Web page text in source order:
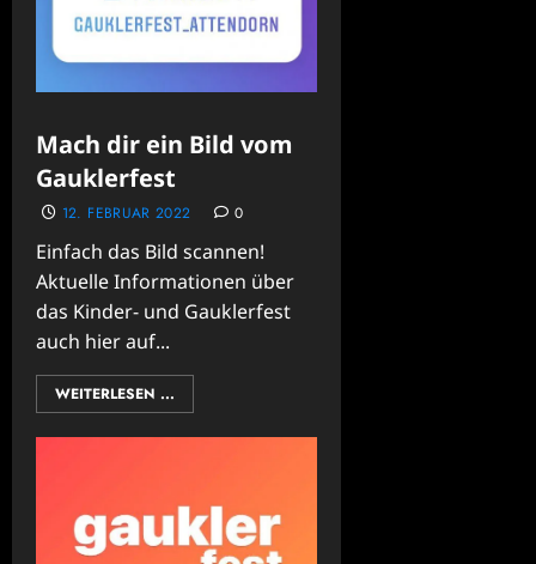
Mach dir ein Bild vom
Gauklerfest
12. FEBRUAR 2022 0
Einfach das Bild scannen!
Aktuelle Informationen über
das Kinder- und Gauklerfest
auch hier auf...
WEITERLESEN ...